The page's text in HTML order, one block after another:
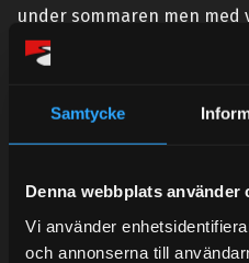
Samtycke
Denna webbplats använder
Vi använder
och annonserna till
under sommaren men
det helt stängt.
Mån-Tors: 10:30-15:00
Lunchstängt 12:00-13:00